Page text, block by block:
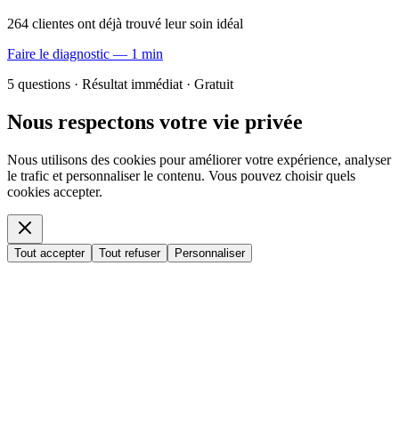
264 clientes ont déjà trouvé leur soin idéal
Faire le diagnostic — 1 min
5 questions · Résultat immédiat · Gratuit
Nous respectons votre vie privée
Nous utilisons des cookies pour améliorer votre expérience, analyser
le trafic et personnaliser le contenu. Vous pouvez choisir quels
cookies accepter.
Tout accepter Tout refuser Personnaliser